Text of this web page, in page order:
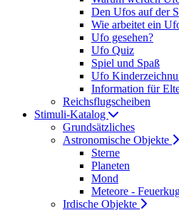
Den Ufos auf der
Wie arbeitet ein
Ufo gesehen?
Ufo Quiz
Spiel und Spaß
Ufo
Information für
Reichsflugscheiben
Stimuli-Katalog
Grundsätzliches
Astronomische Objekte
Sterne
Planeten
Mond
Meteore -
Irdische Objekte